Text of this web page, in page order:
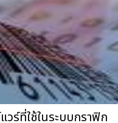
วร์ที่ใช้ในระบบกราฟิก